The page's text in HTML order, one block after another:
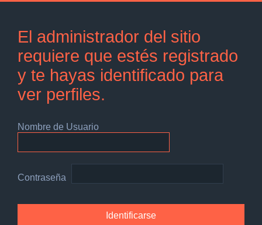
El administrador del sitio
requiere que estés registrado
y te hayas identificado para
ver perfiles.
Nombre de Usuario
Contraseña